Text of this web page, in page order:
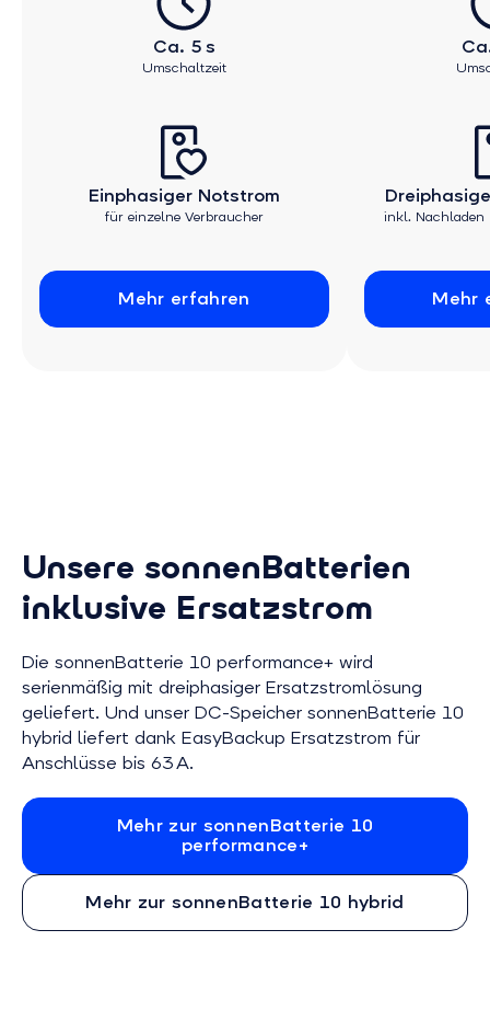
Ca. 5 s
Umschaltzeit
Einphasiger Notstrom
für einzelne Verbraucher
Mehr erfahren
inkl. Nachladen
Mehr
Unsere sonnenBatterien
inklusive Ersatzstrom
Die sonnenBatterie 10 performance+ wird
serienmäßig mit dreiphasiger Ersatzstromlösung
geliefert. Und unser DC-Speicher sonnenBatterie 10
hybrid liefert dank EasyBackup Ersatzstrom für
Anschlüsse bis 63 A.
Mehr zur sonnenBatterie 10
performance+
Mehr zur sonnenBatterie 10 hybrid